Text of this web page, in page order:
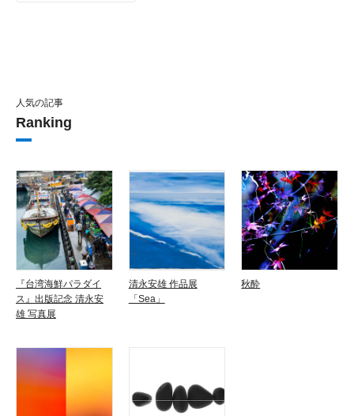
人気の記事
Ranking
『台湾海鮮パラダイ
ス』出版記念 清永安
雄 写真展
清永安雄 作品展
「Sea」
秋酔